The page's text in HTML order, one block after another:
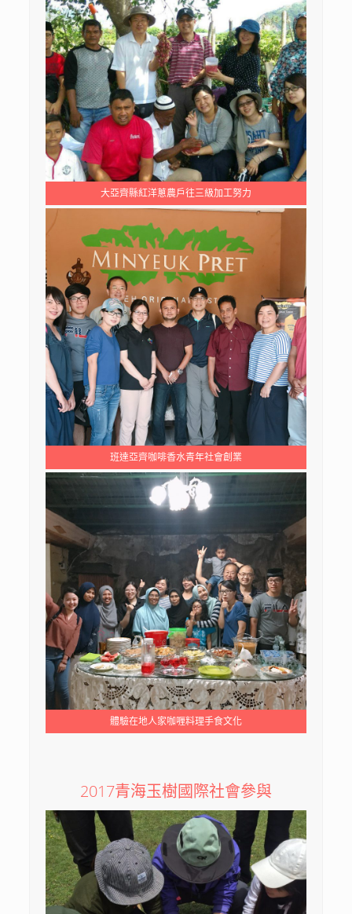
大亞齊縣紅洋蔥農戶往三級加工努力
班達亞齊咖啡香水青年社會創業
體驗在地人家咖喱料理手食文化
2017青海玉樹國際社會參與